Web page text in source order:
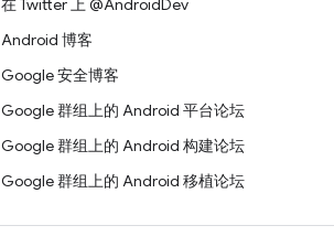
在 Twitter 上 @AndroidDev
Android 博客
Google 安全博客
Google 群组上的 Android 平台论坛
Google 群组上的 Android 构建论坛
Google 群组上的 Android 移植论坛